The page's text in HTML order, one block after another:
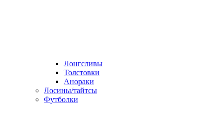
Лонгсливы
Толстовки
Анораки
Лосины/тайтсы
Футболки